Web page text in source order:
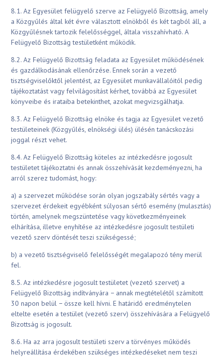
8.1. Az Egyesület felügyelő szerve az Felügyelő Bizottság, amely
a Közgyűlés által két évre választott elnökből és két tagból áll, a
Közgyűlésnek tartozik felelősséggel, általa visszahívható. A
Felügyelő Bizottság testületként működik.
8.2. Az Felügyelő Bizottság feladata az Egyesület működésének
és gazdálkodásának ellenőrzése. Ennek során a vezető
tisztségviselőktől jelentést, az Egyesület munkavállalóitól pedig
tájékoztatást vagy felvilágosítást kérhet, továbbá az Egyesület
könyveibe és irataiba betekinthet, azokat megvizsgálhatja.
8.3. Az Felügyelő Bizottság elnöke és tagja az Egyesület vezető
testületeinek (Közgyűlés, elnökségi ülés) ülésén tanácskozási
joggal részt vehet.
8.4. Az Felügyelő Bizottság köteles az intézkedésre jogosult
testületet tájékoztatni és annak összehívását kezdeményezni, ha
arról szerez tudomást, hogy:
a) a szervezet működése során olyan jogszabály sértés vagy a
szervezet érdekeit egyébként súlyosan sértő esemény (mulasztás)
történ, amelynek megszüntetése vagy következményeinek
elhárítása, illetve enyhítése az intézkedésre jogosult testületi
vezető szerv döntését teszi szükségessé;
b) a vezető tisztségviselő felelősségét megalapozó tény merül
fel.
8.5. Az intézkedésre jogosult testületet (vezető szervet) a
Felügyelő Bizottság indítványára − annak megtételétől számított
30 napon belül − össze kell hívni. E határidő eredménytelen
eltelte esetén a testület (vezető szerv) összehívására a Felügyelő
Bizottság is jogosult.
8.6. Ha az arra jogosult testületi szerv a törvényes működés
helyreállítása érdekében szükséges intézkedéseket nem teszi